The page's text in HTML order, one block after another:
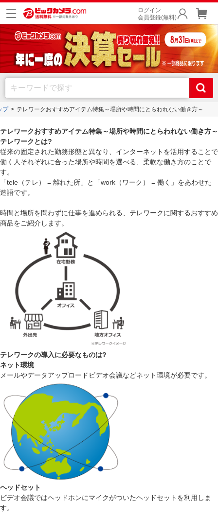
ログイン
会員登録(無料)
プ テレワークおすすめアイテム特集～場所や時間にとらわれない働き方～
テレワークおすすめアイテム特集～場所や時間にとらわれない働き方～
テレワークとは?
従来の固定された勤務形態と異なり、インターネットを活用することで
働く人それぞれに合った場所や時間を選べる、柔軟な働き方のことで
す。
「tele（テレ） = 離れた所」と「work（ワーク） = 働く」をあわせた
造語です。
時間と場所を問わずに仕事を進められる、テレワークに関するおすすめ
商品をご紹介します。
テレワークの導入に必要なものは?
ネット環境
メールやデータアップロードビデオ会議などネット環境が必要です。
ヘッドセット
ビデオ会議ではヘッドホンにマイクがついたヘッドセットを利用しま
す。